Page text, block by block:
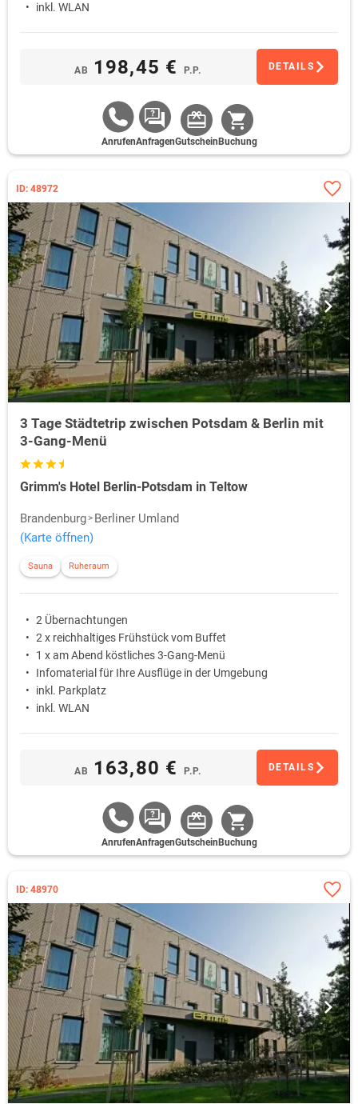
inkl. WLAN
AB 198,45 € P.P. DETAILS
AnrufenAnfragenGutschein Buchung
ID: 48972
3 Tage Städtetrip zwischen Potsdam & Berlin mit
3-Gang-Menü
Grimm's Hotel Berlin-Potsdam in Teltow
Brandenburg
Berliner Umland
(Karte öffnen)
Sauna Ruheraum
2 Übernachtungen
2 x reichhaltiges Frühstück vom Buffet
1 x am Abend köstliches 3-Gang-Menü
Infomaterial für Ihre Ausflüge in der Umgebung
inkl. Parkplatz
inkl. WLAN
AB 163,80 € P.P. DETAILS
AnrufenAnfragenGutschein Buchung
ID: 48970